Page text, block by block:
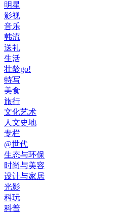
明星
影视
音乐
韩流
送礼
生活
壮龄go!
特写
美食
旅行
文化艺术
人文史地
专栏
@世代
生态与环保
时尚与美容
设计与家居
光影
科玩
科普